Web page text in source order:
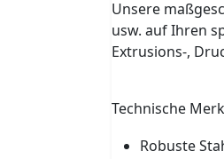
Unsere
usw. auf Ihren
Extrusions-,
Technische
Robuste